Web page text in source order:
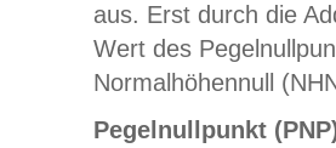
aus. Erst durch die
Wert des
Normalhöhennull
Pegelnullpunkt